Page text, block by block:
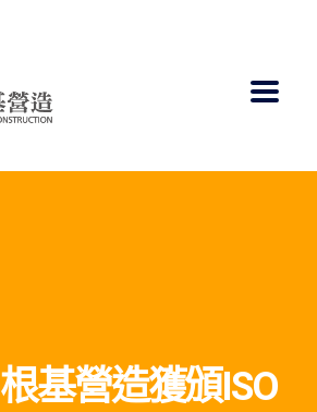
基營造獲頒ISO